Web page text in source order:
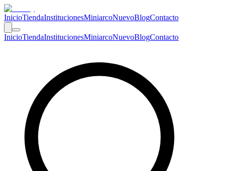
InicioTiendaInstitucionesMiniarcoNuevoBlogContacto
InicioTiendaInstitucionesMiniarcoNuevoBlogContacto